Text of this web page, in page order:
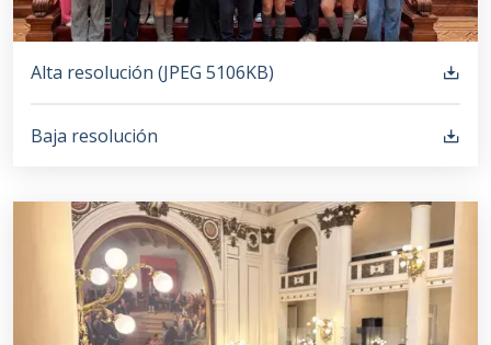
Alta resolución (JPEG 5106KB)
Baja resolución